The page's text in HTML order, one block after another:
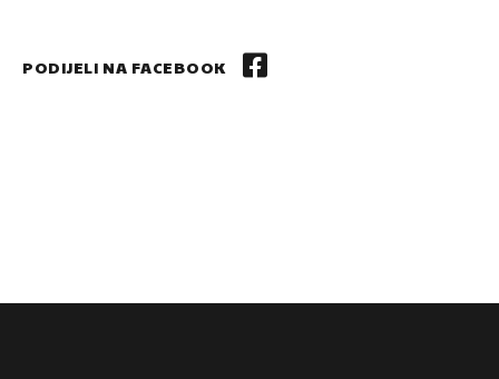
PODIJELI NA FACEBOOK